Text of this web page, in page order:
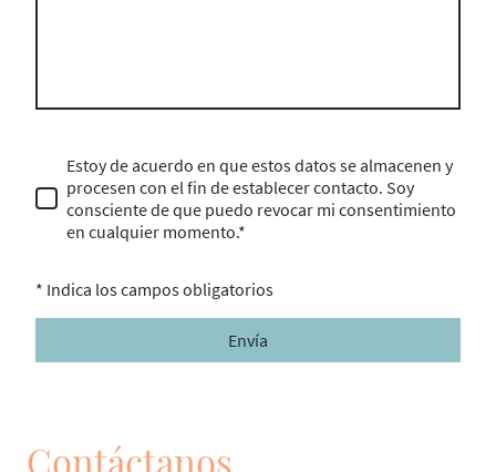
Estoy de acuerdo en que estos datos se almacenen y
procesen con el fin de establecer contacto. Soy
consciente de que puedo revocar mi consentimiento
en cualquier momento.*
* Indica los campos obligatorios
Envía
Contáctanos